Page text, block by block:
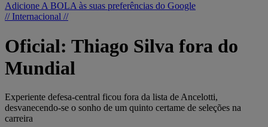
Adicione A BOLA às suas preferências do Google
// Internacional //
Oficial: Thiago Silva fora do
Mundial
Experiente defesa-central ficou fora da lista de Ancelotti,
desvanecendo-se o sonho de um quinto certame de seleções na
carreira